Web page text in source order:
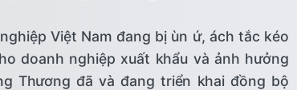
Việt Nam đang bị ùn ứ, ách tắc kéo
doanh nghiệp xuất khẩu và ảnh hưởng
Thương đã và đang triển khai đồng bộ